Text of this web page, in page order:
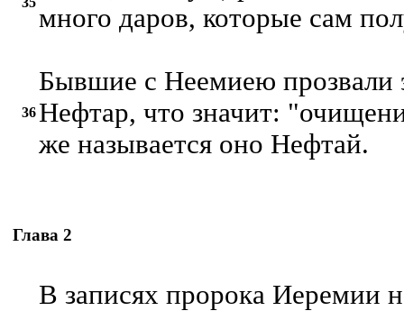
много даров, которые сам
36
Бывшие с Неемиею прозвали
Нефтар, что значит:
же называется оно Нефтай.
Глава 2
В записях пророка Иеремии